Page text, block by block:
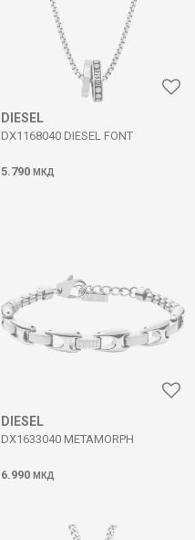
DIESEL
DX1168040 DIESEL FONT
5.790 МКД
DIESEL
DX1633040 METAMORPH
6.990 МКД